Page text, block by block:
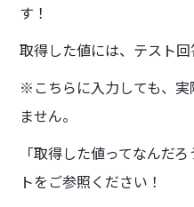
す！
取得した値には、テスト回
※こちらに入力しても、
ません。
「取得した値ってなんだ
トをご参照ください！